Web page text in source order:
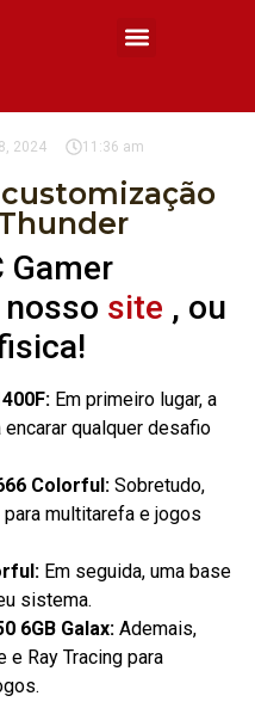
2024
11:36 am
Gamer
site , ou
Em primeiro lugar, a
qualquer desafio
Colorful: Sobretudo,
multitarefa e jogos
Em seguida, uma base
sistema.
6GB Galax: Ademais,
Ray Tracing para